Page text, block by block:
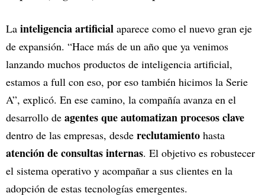
La inteligencia artificial aparece como el nuevo gran eje
de expansión. “Hace más de un año que ya venimos
lanzando muchos productos de inteligencia artificial,
estamos a full con eso, por eso también hicimos la Serie
A”, explicó. En ese camino, la compañía avanza en el
desarrollo de agentes que automatizan procesos clave
dentro de las empresas, desde reclutamiento hasta
atención de consultas internas. El objetivo es robustecer
el sistema operativo y acompañar a sus clientes en la
adopción de estas tecnologías emergentes.